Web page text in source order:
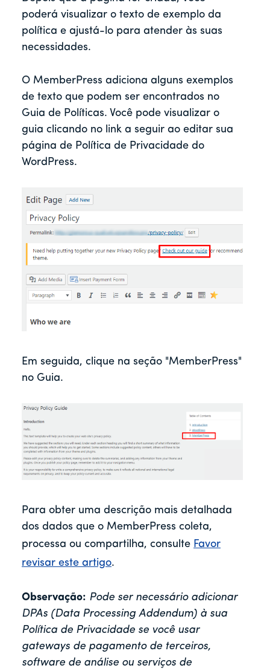
poderá visualizar o texto de exemplo da
política e ajustá-lo para atender às suas
necessidades.
O MemberPress adiciona alguns exemplos
de texto que podem ser encontrados no
Guia de Políticas. Você pode visualizar o
guia clicando no link a seguir ao editar sua
página de Política de Privacidade do
WordPress.
Em seguida, clique na seção "MemberPress"
no Guia.
Para obter uma descrição mais detalhada
dos dados que o MemberPress coleta,
processa ou compartilha, consulte Favor
revisar este artigo.
Observação: Pode ser necessário adicionar
DPAs (Data Processing Addendum) à sua
Política de Privacidade se você usar
gateways de pagamento de terceiros,
software de análise ou serviços de